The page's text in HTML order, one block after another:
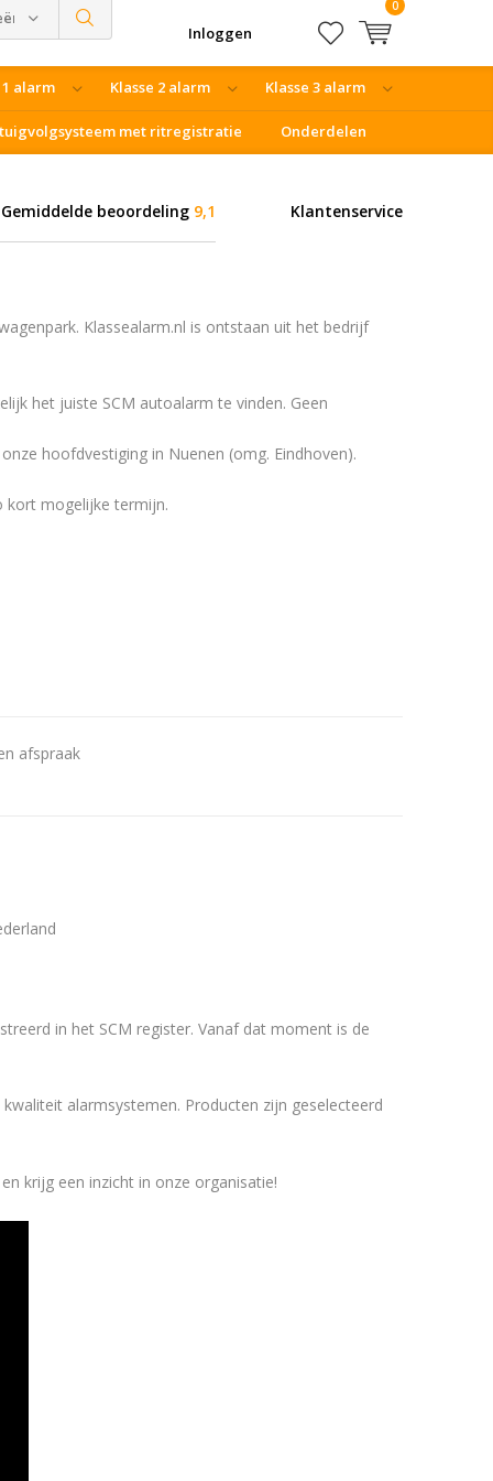
Inloggen
0
1 alarm Klasse 2 alarm Klasse 3 alarm
met ritregistratie Onderdelen
Gemiddelde beoordeling 9,1 Klantenservice
Klassealarm.nl is ontstaan uit het bedrijf
het juiste SCM autoalarm te vinden. Geen
hoofdvestiging in Nuenen (omg. Eindhoven).
kort mogelijke termijn.
afspraak
in het SCM register. Vanaf dat moment is de
alarmsystemen. Producten zijn geselecteerd
krijg een inzicht in onze organisatie!